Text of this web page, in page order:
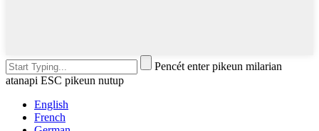
Pencét enter pikeun milarian
atanapi ESC pikeun nutup
English
French